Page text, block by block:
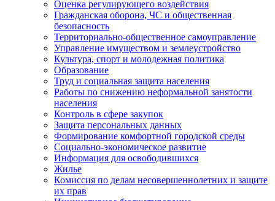
Оценка регулирующего воздействия
Гражданская оборона, ЧС и общественная
безопасность
Территориально-общественное самоуправление
Управление имуществом и землеустройство
Культура, спорт и молодежная политика
Образование
Труд и социальная защита населения
Работы по снижению неформальной занятости
населения
Контроль в сфере закупок
Защита персональных данных
Формирование комфортной городской среды
Социально-экономическое развитие
Информация для освободившихся
Жилье
Комиссия по делам несовершеннолетних и защите
их прав